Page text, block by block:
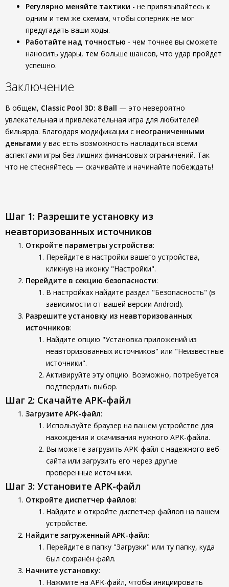
Регулярно меняйте тактики - не привязывайтесь к
одним и тем же схемам, чтобы соперник не мог
предугадать ваши ходы.
Работайте над точностью - чем точнее вы сможете
наносить удары, тем больше шансов, что удар пройдет
успешно.
Заключение
В общем, Classic Pool 3D: 8 Ball — это невероятно
увлекательная и привлекательная игра для любителей
бильярда. Благодаря модификации с неограниченными
деньгами у вас есть возможность насладиться всеми
аспектами игры без лишних финансовых ограничений. Так
что не стесняйтесь — скачивайте и начинайте побеждать!
Шаг 1: Разрешите установку из
неавторизованных источников
Откройте параметры устройства:
Перейдите в настройки вашего устройства,
кликнув на иконку "Настройки".
Перейдите в секцию безопасности:
В настройках найдите раздел "Безопасность" (в
зависимости от вашей версии Android).
Разрешите установку из неавторизованных
источников:
Найдите опцию "Установка приложений из
неавторизованных источников" или "Неизвестные
источники".
Активируйте эту опцию. Возможно, потребуется
подтвердить выбор.
Шаг 2: Скачайте APK-файл
Загрузите APK-файл:
Используйте браузер на вашем устройстве для
нахождения и скачивания нужного APK-файла.
Вы можете загрузить APK-файл с надежного веб-
сайта или загрузить его через другие
проверенные источники.
Шаг 3: Установите APK-файл
Откройте диспетчер файлов:
Найдите и откройте диспетчер файлов на вашем
устройстве.
Найдите загруженный APK-файл:
Перейдите в папку "Загрузки" или ту папку, куда
был сохранён файл.
Начните установку:
Нажмите на APK-файл, чтобы инициировать